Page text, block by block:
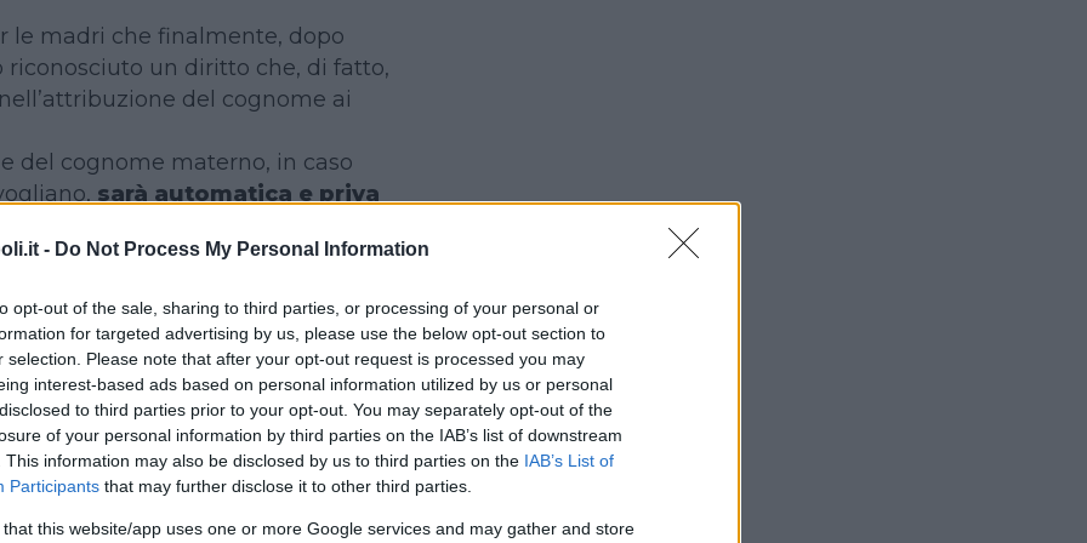
- Do Not Process My Personal Information
opt-out of the sale, sharing to third parties, or processing of your personal or
for targeted advertising by us, please use the below opt-out section to
selection. Please note that after your opt-out request is processed you may
interest-based ads based on personal information utilized by us or personal
to third parties prior to your opt-out. You may separately opt-out of the
of your personal information by third parties on the IAB’s list of downstream
This information may also be disclosed by us to third parties on the IAB’s List of
Participants that may further disclose it to other third parties.
that this website/app uses one or more Google services and may gather and store
le madri che finalmente, dopo
riconosciuto un diritto che, di fatto,
del cognome ai
del cognome materno, in caso
sarà automatica e priva
e attese
questi giorni, accogliendo la
Corte d’Appello di Genova, è
l’attribuzione automatica del
di disaccordo in merito dei
a un disegno di legge del
da due anni in Senato, ha
e mamma non trovino un
dare al piccolo, questo verrà